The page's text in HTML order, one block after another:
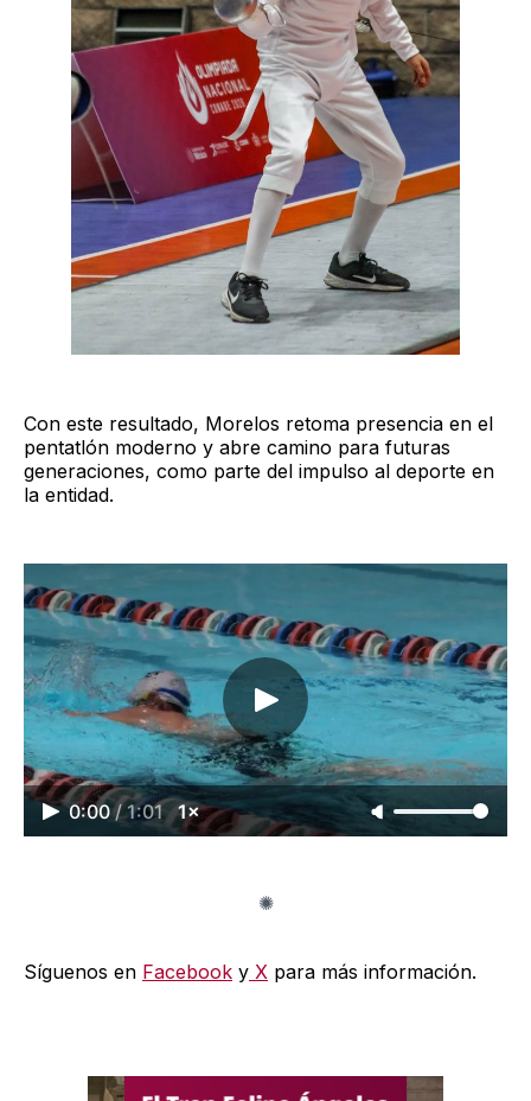
Con este resultado, Morelos retoma presencia en el
pentatlón moderno y abre camino para futuras
generaciones, como parte del impulso al deporte en
la entidad.
0:00 / 1:01 1×
Síguenos en Facebook y X para más información.